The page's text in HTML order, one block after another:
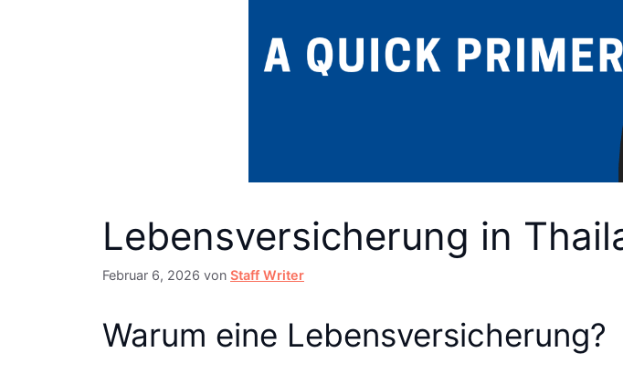
Lebensversicherung in
Februar 6, 2026 von Staff Writer
Warum eine Lebensversicherung?